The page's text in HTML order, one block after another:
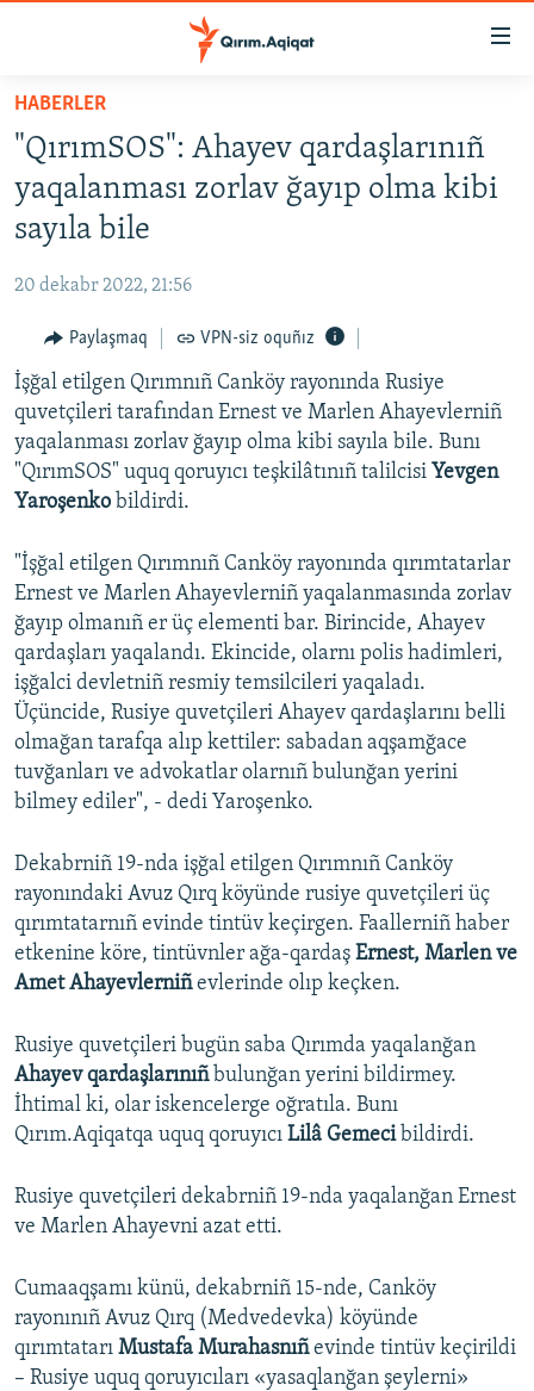
Esas
qaytmaq
Baş
navigatsiyağa
qaytmaq
Qıdıruvğa
HABERLER
SİYASET
İQTİSADİYAT
MEDENİYET
İNSAN AQLARI
VİDEO
SÜRET
BLOGLAR
FİKİR
Русский
Українською
QOŞULIÑIZ!
RFE/RS bütün saytları
HABERLER
"QırımSOS": Ahayev qardaşlarınıñ
yaqalanması zorlav ğayıp olma kibi
sayıla bile
20 dekabr 2022, 21:56
Paylaşmaq VPN-siz oquñız
İşğal etilgen Qırımnıñ Canköy rayonında Rusiye
quvetçileri tarafından Ernest ve Marlen Ahayevlerniñ
yaqalanması zorlav ğayıp olma kibi sayıla bile. Bunı
"QırımSOS" uquq qoruyıcı teşkilâtınıñ talilcisi Yevgen
Yaroşenko bildirdi.
"İşğal etilgen Qırımnıñ Canköy rayonında qırımtatarlar
Ernest ve Marlen Ahayevlerniñ yaqalanmasında zorlav
ğayıp olmanıñ er üç elementi bar. Birincide, Ahayev
qardaşları yaqalandı. Ekincide, olarnı polis hadimleri,
işğalci devletniñ resmiy temsilcileri yaqaladı.
Üçüncide, Rusiye quvetçileri Ahayev qardaşlarını belli
olmağan tarafqa alıp kettiler: sabadan aqşamğace
tuvğanları ve advokatlar olarnıñ bulunğan yerini
bilmey ediler", - dedi Yaroşenko.
Dekabrniñ 19-nda işğal etilgen Qırımnıñ Canköy
rayonındaki Avuz Qırq köyünde rusiye quvetçileri üç
qırımtatarnıñ evinde tintüv keçirgen. Faallerniñ haber
etkenine köre, tintüvnler ağa-qardaş Ernest, Marlen ve
Amet Ahayevlerniñevlerinde olıp keçken.
Rusiye quvetçileri bugün saba Qırımda yaqalanğan
Ahayev qardaşlarınıñ bulunğan yerini bildirmey.
İhtimal ki, olar iskencelerge oğratıla. Bunı
Qırım.Aqiqatqa uquq qoruyıcı Lilâ Gemecibildirdi.
Rusiye quvetçileri dekabrniñ 19-nda yaqalanğan Ernest
ve Marlen Ahayevni azat etti.
Cumaaqşamı künü, dekabrniñ 15-nde, Canköy
rayonınıñ Avuz Qırq (Medvedevka) köyünde
qırımtatarı Mustafa Murahasnıñevinde tintüv keçirildi
– Rusiye uquq qoruyıcıları «yasaqlanğan şeylerni»